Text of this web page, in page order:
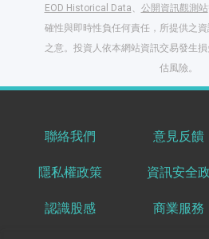
EOD Historical Data、 公開資訊觀測站
確性與即時性負任何責任，所提供之
之意。投資人依本網站資訊交易發生
估風險。
聯絡我們 意見反饋
隱私權政策 資訊安全
認識股感 商業服務